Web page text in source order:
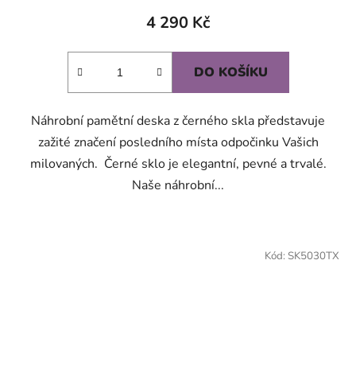
produktu
5,0
hvězdiček.
4 290 Kč
DO KOŠÍKU
Náhrobní pamětní deska z černého skla představuje
zažité značení posledního místa odpočinku Vašich
milovaných. Černé sklo je elegantní, pevné a trvalé.
Naše náhrobní...
Kód: SK5030TX